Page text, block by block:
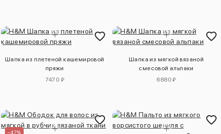
Шапка из плетеной кашемировой
пряжи
7470 ₽
Шапка из мягкой вязаной
смесовой альпаки
6880 ₽
–47%